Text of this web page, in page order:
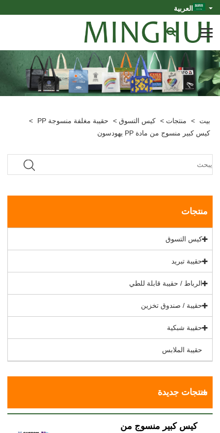
العربية
بيت > منتجات > كيس التسوق > حقيبة مغلفة منسوجة PP
>
كيس كبير منسوج من مادة PP يهودسون
منتجات
كيس التسوق
حقيبة تبريد
الرباط / حقيبة قابلة للطي
حقيبة / صندوق تخزين
حقيبة شبكية
حقيبة الملابس
منتجات جديدة
كيس كبير منسوج من